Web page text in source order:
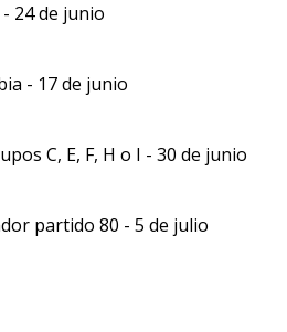
24 de junio
- 17 de junio
C, E, F, H o I - 30 de junio
partido 80 - 5 de julio